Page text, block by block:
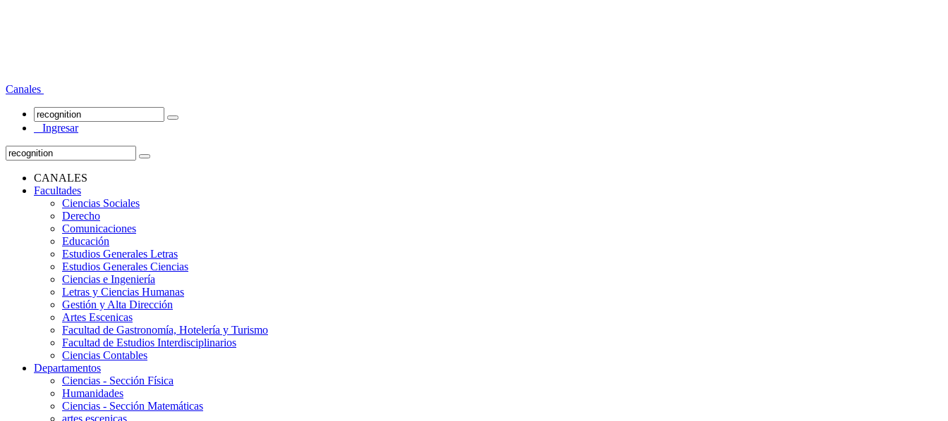
Canales
Ingresar
CANALES
Facultades
Ciencias Sociales
Derecho
Comunicaciones
Educación
Estudios Generales Letras
Estudios Generales Ciencias
Ciencias e Ingeniería
Letras y Ciencias Humanas
Gestión y Alta Dirección
Artes Escenicas
Facultad de Gastronomía, Hotelería y Turismo
Facultad de Estudios Interdisciplinarios
Ciencias Contables
Departamentos
Ciencias - Sección Física
Humanidades
Ciencias - Sección Matemáticas
artes escenicas